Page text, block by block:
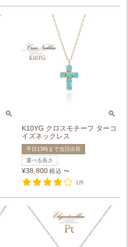
K10YG クロスモチーフ ターコ
イズネックレス
平日13時まで当日出荷
選べる長さ
¥38,800 税込 〜
1件